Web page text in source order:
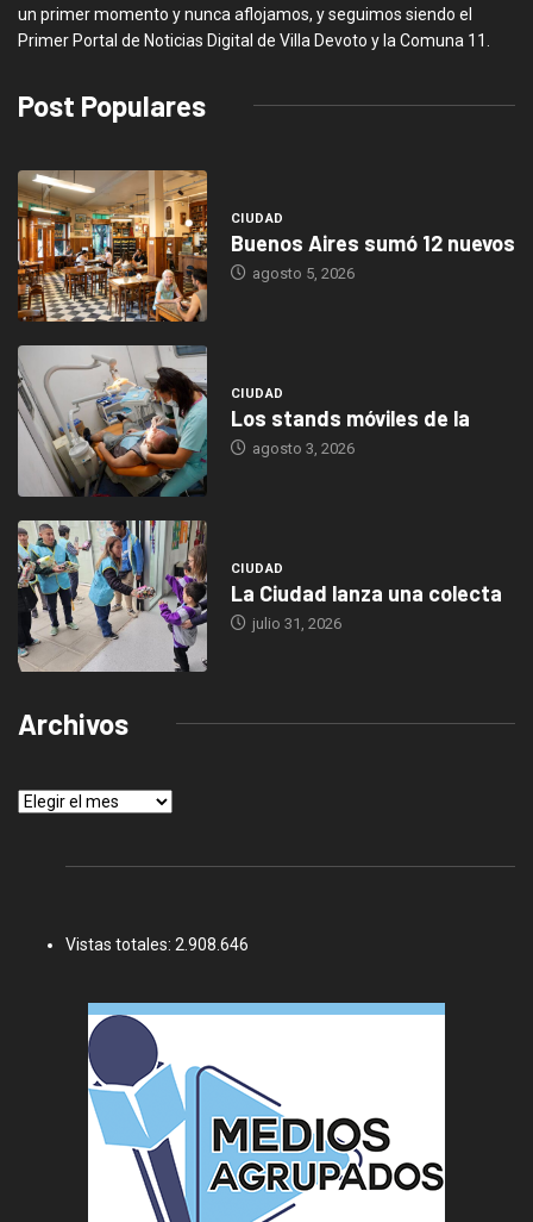
un primer momento y nunca aflojamos, y seguimos siendo el
Primer Portal de Noticias Digital de Villa Devoto y la Comuna 11.
Post Populares
CIUDAD
Buenos Aires sumó 12 nuevos
agosto 5, 2026
CIUDAD
Los stands móviles de la
agosto 3, 2026
CIUDAD
La Ciudad lanza una colecta
julio 31, 2026
Archivos
Archivos
Vistas totales: 2.908.646